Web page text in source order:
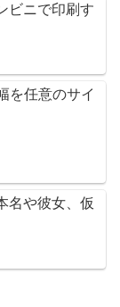
ビニで印刷す
を任意のサイ
名や彼女、仮